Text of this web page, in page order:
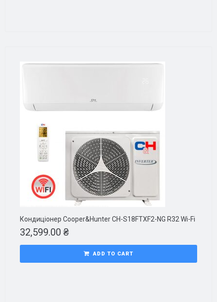
Кондиціонер Cooper&Hunter CH-S18FTXF2-NG R32 Wi-Fi
32,599.00 ₴
ADD TO CART